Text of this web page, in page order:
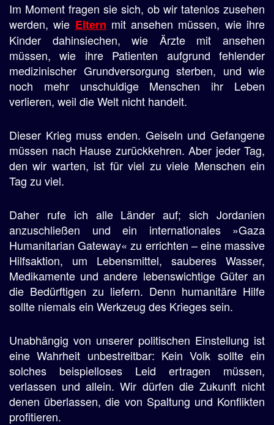
Im Moment fragen sie sich, ob wir tatenlos zusehen
werden, wie Eltern mit ansehen müssen, wie ihre
Kinder dahinsiechen, wie Ärzte mit ansehen
müssen, wie ihre Patienten aufgrund fehlender
medizinischer Grundversorgung sterben, und wie
noch mehr unschuldige Menschen ihr Leben
verlieren, weil die Welt nicht handelt.
Dieser Krieg muss enden. Geiseln und Gefangene
müssen nach Hause zurückkehren. Aber jeder Tag,
den wir warten, ist für viel zu viele Menschen ein
Tag zu viel.
Daher rufe ich alle Länder auf; sich Jordanien
anzuschließen und ein internationales »Gaza
Humanitarian Gateway« zu errichten – eine massive
Hilfsaktion, um Lebensmittel, sauberes Wasser,
Medikamente und andere lebenswichtige Güter an
die Bedürftigen zu liefern. Denn humanitäre Hilfe
sollte niemals ein Werkzeug des Krieges sein.
Unabhängig von unserer politischen Einstellung ist
eine Wahrheit unbestreitbar: Kein Volk sollte ein
solches beispielloses Leid ertragen müssen,
verlassen und allein. Wir dürfen die Zukunft nicht
denen überlassen, die von Spaltung und Konflikten
profitieren.